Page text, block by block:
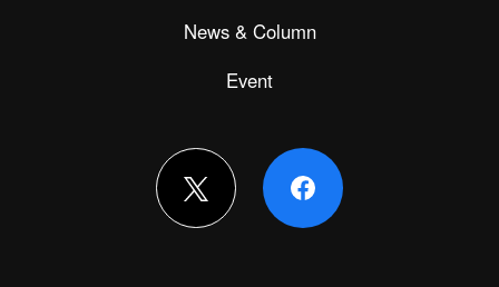
News & Column
Event